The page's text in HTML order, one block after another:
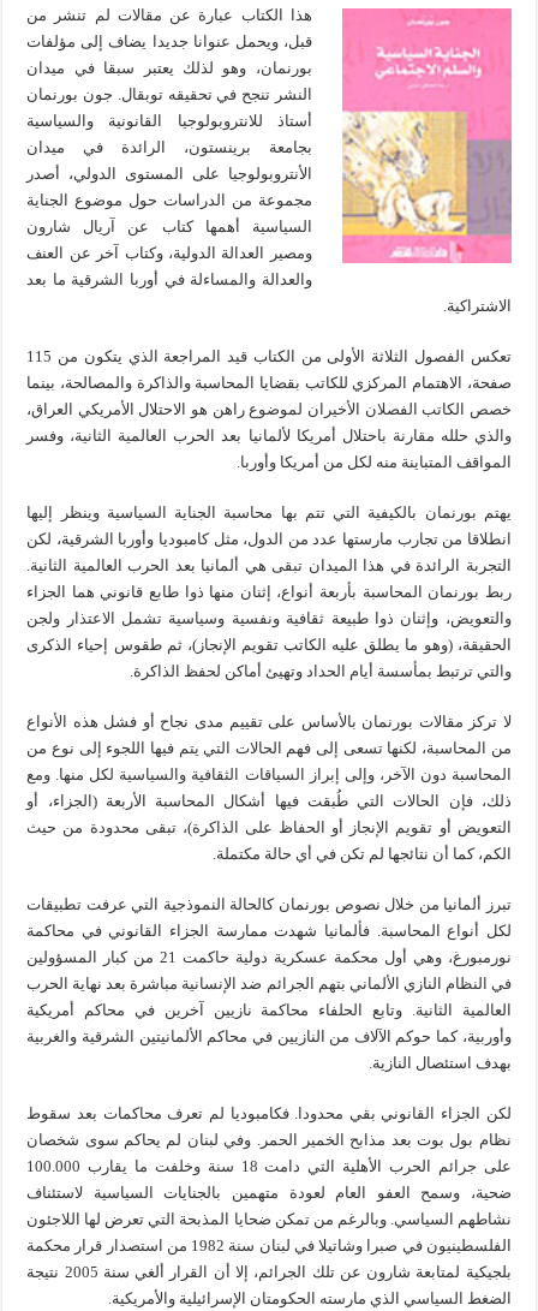
هذا الكتاب عبارة عن مقالات لم تنشر من
قبل، ويحمل عنوانا جديدا يضاف إلى مؤلفات
بورنمان، وهو لذلك يعتبر سبقا في ميدان
النشر تنجح في تحقيقه توبقال. جون بورنمان
أستاذ للانتروبولوجيا القانونية والسياسية
بجامعة برينستون، الرائدة في ميدان
الأنتروبولوجيا على المستوى الدولي، أصدر
مجموعة من الدراسات حول موضوع الجناية
السياسية أهمها كتاب عن آريال شارون
ومصير العدالة الدولية، وكتاب آخر عن العنف
والعدالة والمساءلة في أوربا الشرقية ما بعد
الاشتراكية.
تعكس الفصول الثلاثة الأولى من الكتاب قيد المراجعة الذي يتكون من 115
صفحة، الاهتمام المركزي للكاتب بقضايا المحاسبة والذاكرة والمصالحة، بينما
خصص الكاتب الفصلان الأخيران لموضوع راهن هو الاحتلال الأمريكي العراق،
والذي حلله مقارنة باحتلال أمريكا لألمانيا بعد الحرب العالمية الثانية، وفسر
المواقف المتباينة منه لكل من أمريكا وأوربا.
يهتم بورنمان بالكيفية التي تتم بها محاسبة الجناية السياسية وينظر إليها
انطلاقا من تجارب مارستها عدد من الدول، مثل كامبوديا وأوربا الشرقية، لكن
التجربة الرائدة في هذا الميدان تبقى هي ألمانيا بعد الحرب العالمية الثانية.
ربط بورنمان المحاسبة بأربعة أنواع، إثنان منها ذوا طابع قانوني هما الجزاء
والتعويض، وإثنان ذوا طبيعة ثقافية ونفسية وسياسية تشمل الاعتذار ولجن
الحقيقة، (وهو ما يطلق عليه الكاتب تقويم الإنجاز)، ثم طقوس إحياء الذكرى
والتي ترتبط بمأسسة أيام الحداد وتهيئ أماكن لحفظ الذاكرة.
لا تركز مقالات بورنمان بالأساس على تقييم مدى نجاح أو فشل هذه الأنواع
من المحاسبة، لكنها تسعى إلى فهم الحالات التي يتم فيها اللجوء إلى نوع من
المحاسبة دون الآخر، وإلى إبراز السياقات الثقافية والسياسية لكل منها. ومع
ذلك، فإن الحالات التي طُبقت فيها أشكال المحاسبة الأربعة (الجزاء، أو
التعويض أو تقويم الإنجاز أو الحفاظ على الذاكرة)، تبقى محدودة من حيث
الكم، كما أن نتائجها لم تكن في أي حالة مكتملة.
تبرز ألمانيا من خلال نصوص بورنمان كالحالة النموذجية التي عرفت تطبيقات
لكل أنواع المحاسبة. فألمانيا شهدت ممارسة الجزاء القانوني في محاكمة
نورمبورغ، وهي أول محكمة عسكرية دولية حاكمت 21 من كبار المسؤولين
في النظام النازي الألماني بتهم الجرائم ضد الإنسانية مباشرة بعد نهاية الحرب
العالمية الثانية. وتابع الحلفاء محاكمة نازيين آخرين في محاكم أمريكية
وأوربية، كما حوكم الآلاف من النازيين في محاكم الألمانيتين الشرقية والغربية
بهدف استئصال النازية.
لكن الجزاء القانوني بقي محدودا. فكامبوديا لم تعرف محاكمات بعد سقوط
نظام بول بوت بعد مذابح الخمير الحمر. وفي لبنان لم يحاكم سوى شخصان
على جرائم الحرب الأهلية التي دامت 18 سنة وخلفت ما يقارب 100.000
ضحية، وسمح العفو العام لعودة متهمين بالجنايات السياسية لاستئناف
نشاطهم السياسي. وبالرغم من تمكن ضحايا المذبحة التي تعرض لها اللاجئون
الفلسطينيون في صبرا وشاتيلا في لبنان سنة 1982 من استصدار قرار محكمة
بلجيكية لمتابعة شارون عن تلك الجرائم، إلا أن القرار ألغي سنة 2005 نتيجة
الضغط السياسي الذي مارسته الحكومتان الإسرائيلية والأمريكية.